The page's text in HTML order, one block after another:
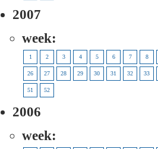
2007
week:
1 2 3 4 5 6 7 8
26 27 28 29 30 31 32 33
51 52
2006
week: